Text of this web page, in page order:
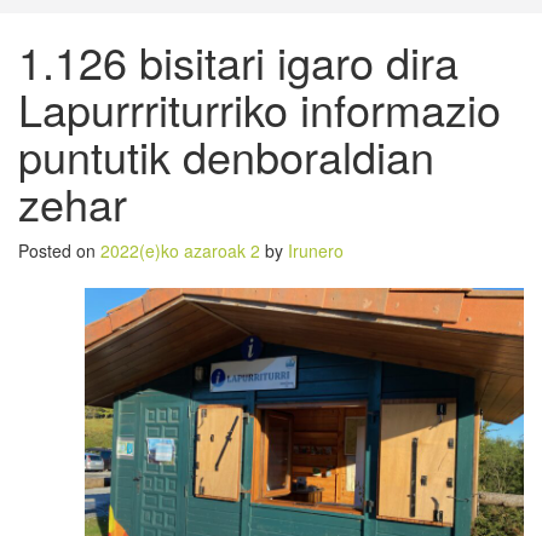
1.126 bisitari igaro dira
Lapurrriturriko informazio
puntutik denboraldian
zehar
Posted on 2022(e)ko azaroak 2 by Irunero